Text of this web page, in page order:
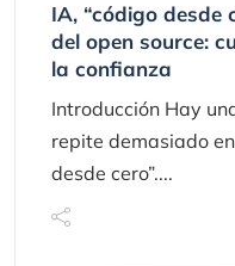
IA, “código desde
del open source:
la confianza
Introducción Hay
repite demasiado
desde cero”....